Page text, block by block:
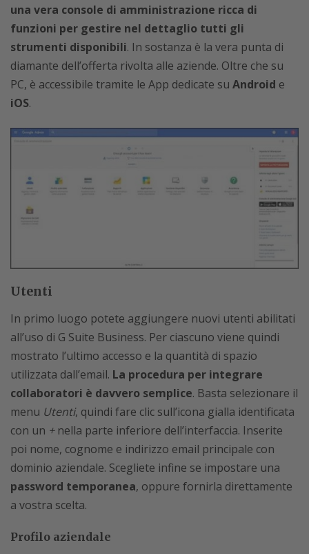
una vera console di amministrazione ricca di
funzioni per gestire nel dettaglio tutti gli
strumenti disponibili. In sostanza è la vera punta di
diamante dell’offerta rivolta alle aziende. Oltre che su
PC, è accessibile tramite le App dedicate su Android e
iOS.
Utenti
In primo luogo potete aggiungere nuovi utenti abilitati
all’uso di G Suite Business. Per ciascuno viene quindi
mostrato l’ultimo accesso e la quantità di spazio
utilizzata dall’email. La procedura per integrare
collaboratori è davvero semplice. Basta selezionare il
menu Utenti, quindi fare clic sull’icona gialla identificata
con un +nella parte inferiore dell’interfaccia. Inserite
poi nome, cognome e indirizzo email principale con
dominio aziendale. Scegliete infine se impostare una
password temporanea, oppure fornirla direttamente
a vostra scelta.
Profilo aziendale